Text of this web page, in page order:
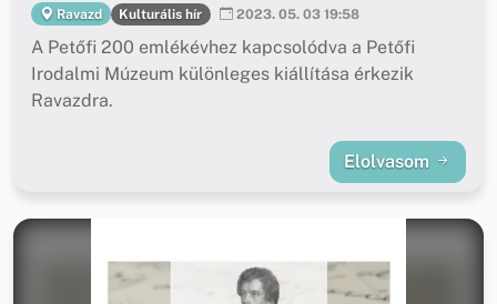
Ravazd Kulturális hír 2023. 05. 03 19:58
A Petőfi 200 emlékévhez kapcsolódva a Petőfi
Irodalmi Múzeum különleges kiállítása érkezik
Ravazdra.
Elolvasom